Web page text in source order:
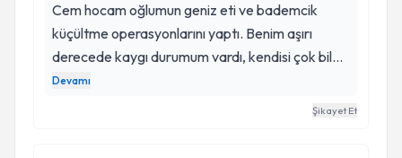
Cem hocam oğlumun geniz eti ve bademcik
küçültme operasyonlarını yaptı. Benim aşırı
derecede kaygı durumum vardı, kendisi çok bilgili
ilgili bir doktor ve çok sevecen beni sakinlestirdi.
Cem hoca her anlamda mükemmel biri. İyiki
Devamı
Şikayet Et